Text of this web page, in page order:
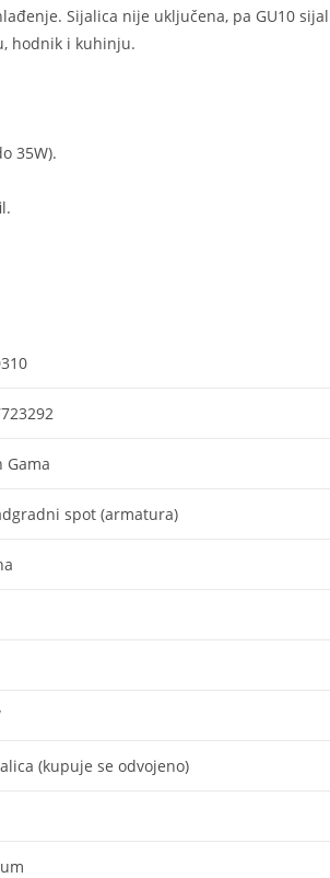
Sijalica nije uključena, pa GU10
hodnik i kuhinju.
35W).
Gama
spot (armatura)
(kupuje se odvojeno)